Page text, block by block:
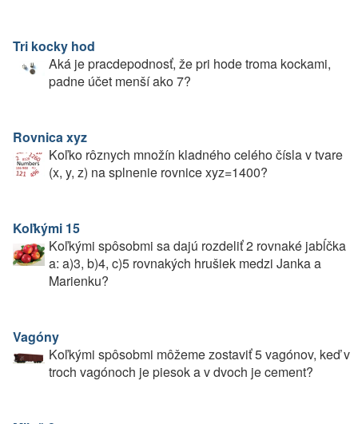
Tri kocky hod
Aká je pracdepodnosť, že pri hode troma kockami,
padne účet menší ako 7?
Rovnica xyz
Koľko rôznych množín kladného celého čísla v tvare
(x, y, z) na splnenie rovnice xyz=1400?
Koľkými 15
Koľkými spôsobmi sa dajú rozdeliť 2 rovnaké jabĺčka
a: a)3, b)4, c)5 rovnakých hrušiek medzi Janka a
Marienku?
Vagóny
Koľkými spôsobmi môžeme zostaviť 5 vagónov, keď v
troch vagónoch je piesok a v dvoch je cement?